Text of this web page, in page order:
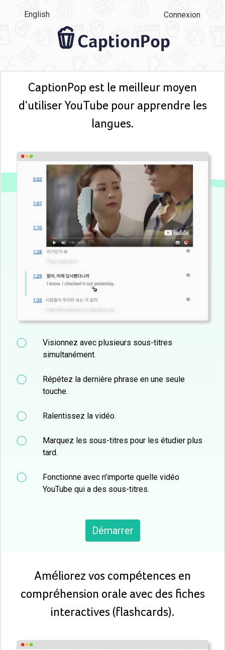
English Connexion
CaptionPop
CaptionPop est le meilleur moyen
d'utiliser YouTube pour apprendre les
langues.
Visionnez avec plusieurs sous-titres
simultanément.
Répétez la dernière phrase en une seule
touche.
Ralentissez la vidéo.
Marquez les sous-titres pour les étudier plus
tard.
Fonctionne avec n'importe quelle vidéo
YouTube qui a des sous-titres.
Démarrer
Améliorez vos compétences en
compréhension orale avec des fiches
interactives (flashcards).